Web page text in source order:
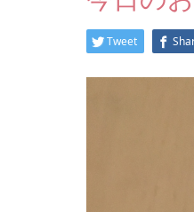
Tweet